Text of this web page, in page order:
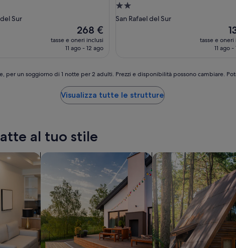
Sur
Il
prezzo
attuale
268 €
tasse e oneri inclusi
11 ago - 12 ago
Struttura
a
San Rafael del Sur
Il
tasse e oneri
11 ago -
per un soggiorno di 1 notte per 2 adulti. Prezzi e disponibilità possono cambiare.
Visualizza tutte le strutture
al tuo stile
cerca case vacanza private cerca baite